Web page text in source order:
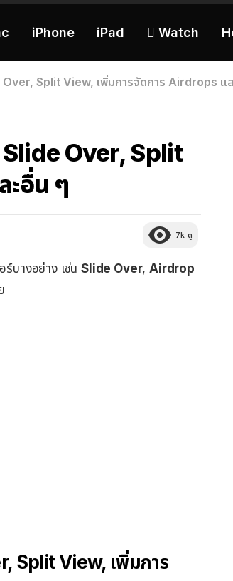
iPhone iPad  Watch
Split View, เพิ่มการจัดการ Airdrops แ
Slide Over, Split
ะอื่น ๆ
7k ดู
ร์บางอย่าง เช่นSlide Over,Airdrop
Split View, เพิ่มการ